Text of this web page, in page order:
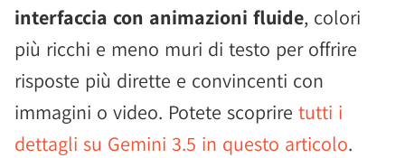
interfaccia con animazioni fluide, colori
più ricchi e meno muri di testo per offrire
risposte più dirette e convincenti con
immagini o video. Potete scoprire tutti i
dettagli su Gemini 3.5 in questo articolo.